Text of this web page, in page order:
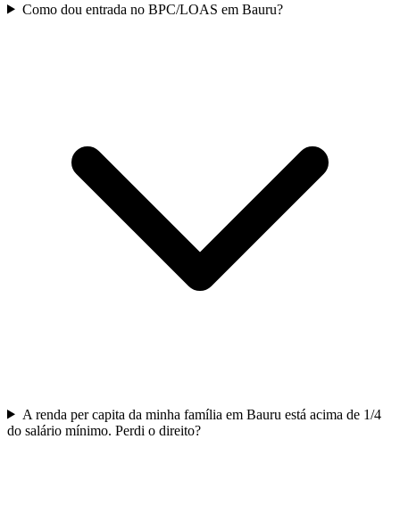
Como dou entrada no BPC/LOAS em Bauru?
A renda per capita da minha família em Bauru está acima de 1/4
do salário mínimo. Perdi o direito?